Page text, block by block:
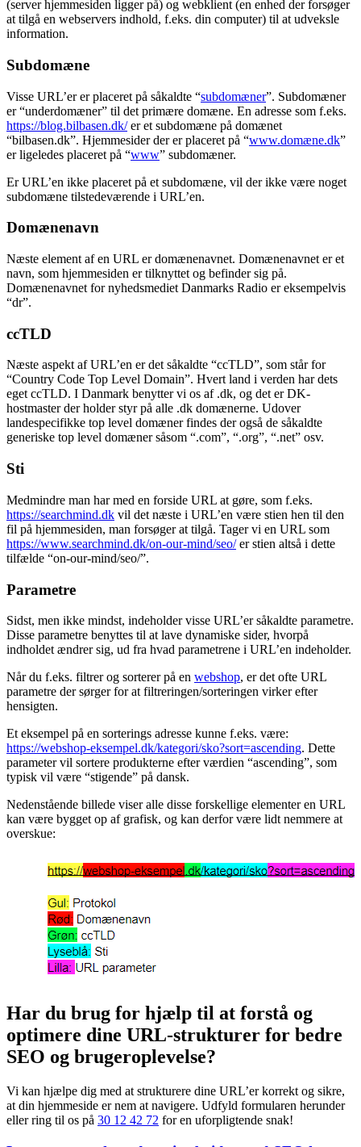
Første del af en URL er protokollen. Altså “HTTP” eller “HTTPS”.
Dette er en såkaldt internetprotokol som benyttes af enwebserver
(server hjemmesiden ligger på) og webklient (en enhed der forsøger
information.
Subdomæne
Visse URL’er er placeret på såkaldte “subdomæner”. Subdomæner
er “underdomæner” til det primære domæne. En adresse som f.eks.
https://blog.bilbasen.dk/er et subdomæne på domænet
er ligeledes placeret på “www” subdomæner.
subdomæne tilstedeværende i URL’en.
Domænenavn
Næste element af en URL er domænenavnet. Domænenavnet er et
navn, som hjemmesiden er tilknyttet og befinder sig på.
“dr”.
ccTLD
Næste aspekt af URL’en er det såkaldte “ccTLD”, som står for
“Country Code Top Level Domain”. Hvert land i verden har dets
eget ccTLD. I Danmark benytter vi os af .dk, og det er DK-
hostmaster der holder styr på alle .dk domænerne. Udover
generiske top level domæner såsom “.com”, “.org”, “.net” osv.
Sti
Medmindre man har med en forside URL at gøre, som f.eks.
https://searchmind.dkvil det næste i URL’en være stien hen til den
fil på hjemmesiden, man forsøger at tilgå. Tager vi en URL som
tilfælde “on-our-mind/seo/”.
Parametre
Sidst, men ikke mindst, indeholder visse URL’er såkaldte parametre.
indholdet ændrer sig, ud fra hvad parametrene i URL’en indeholder.
Når du f.eks. filtrer og sorterer på en
hensigten.
Et eksempel på en sorterings adresse kunne f.eks. være:
https://webshop-eksempel.dk/kategori/sko?sort=ascending
typisk vil være “stigende” på dansk.
Nedenstående billede viser alle disse forskellige elementer en URL
overskue:
Har du brug for hjælp til at forstå og
optimere dine URL-strukturer for bedre
SEO og brugeroplevelse?
Vi kan hjælpe dig med at strukturere dine URL’er korrekt og sikre,